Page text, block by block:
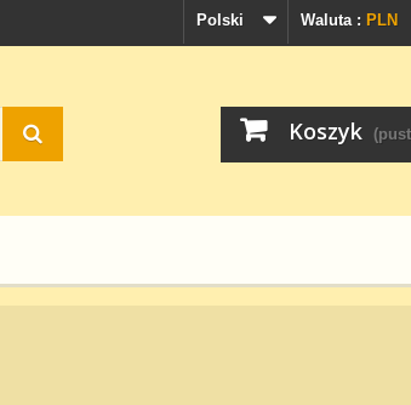
Waluta : PLN
Polski
Koszyk